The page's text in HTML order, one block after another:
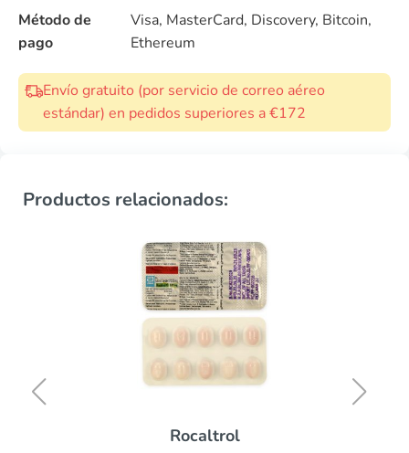
Método de
pago
Visa, MasterCard, Discovery, Bitcoin,
Ethereum
Envío gratuito (por servicio de correo aéreo
estándar) en pedidos superiores a €172
Productos relacionados:
Rocaltrol